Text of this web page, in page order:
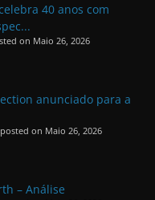
40 anos com
on Maio 26, 2026
anunciado para a
posted on Maio 26, 2026
– Análise